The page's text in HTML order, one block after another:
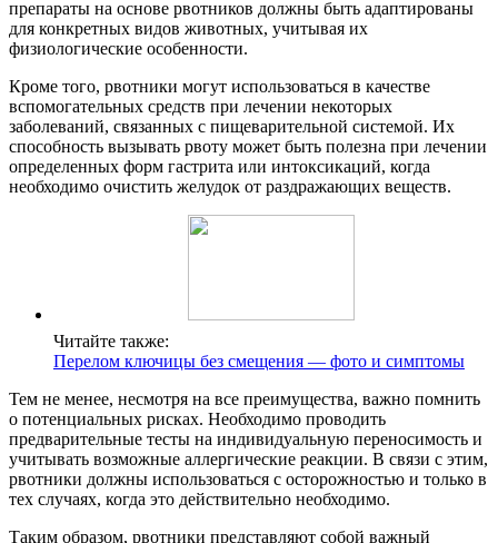
препараты на основе рвотников должны быть адаптированы
для конкретных видов животных, учитывая их
физиологические особенности.
Кроме того, рвотники могут использоваться в качестве
вспомогательных средств при лечении некоторых
заболеваний, связанных с пищеварительной системой. Их
способность вызывать рвоту может быть полезна при лечении
определенных форм гастрита или интоксикаций, когда
необходимо очистить желудок от раздражающих веществ.
Читайте также:
Перелом ключицы без смещения — фото и симптомы
Тем не менее, несмотря на все преимущества, важно помнить
о потенциальных рисках. Необходимо проводить
предварительные тесты на индивидуальную переносимость и
учитывать возможные аллергические реакции. В связи с этим,
рвотники должны использоваться с осторожностью и только в
тех случаях, когда это действительно необходимо.
Таким образом, рвотники представляют собой важный